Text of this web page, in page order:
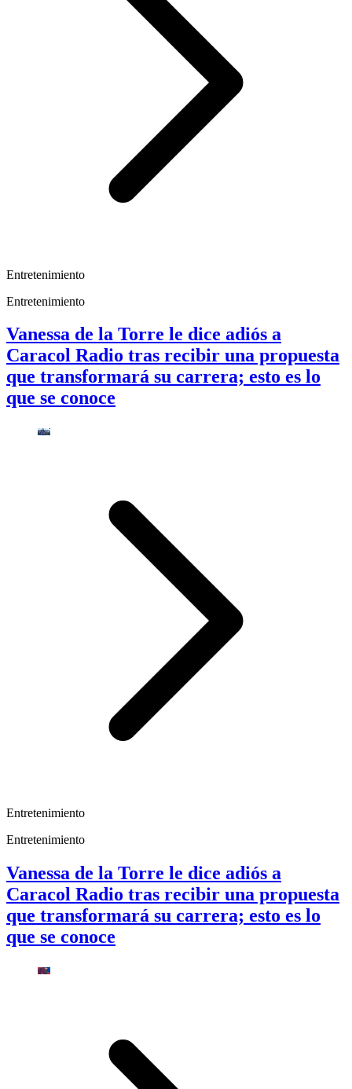
Entretenimiento
Entretenimiento
Vanessa de la Torre le dice adiós a
Caracol Radio tras recibir una propuesta
que transformará su carrera; esto es lo
que se conoce
Entretenimiento
Entretenimiento
Vanessa de la Torre le dice adiós a
Caracol Radio tras recibir una propuesta
que transformará su carrera; esto es lo
que se conoce